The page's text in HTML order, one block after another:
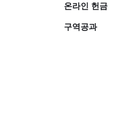
온라인 헌금
구역공과